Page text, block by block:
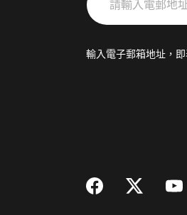
輸
郵
輸入電子郵箱地址，